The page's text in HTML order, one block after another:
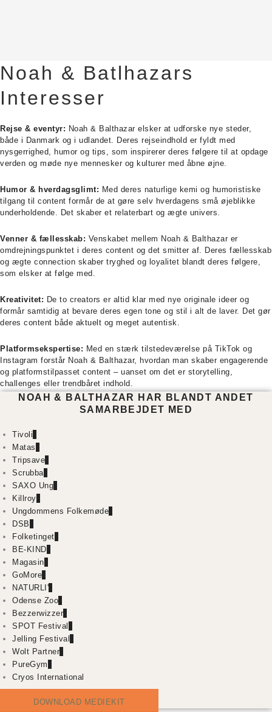
Noah & Batlhazars
Interesser
Rejse & eventyr: Noah & Balthazar elsker at udforske nye steder,
både i Danmark og i udlandet. Deres rejseindhold er fyldt med
nysgerrighed, humor og tips, som inspirerer deres følgere til at opdage
verden og møde nye mennesker og kulturer med åbne øjne.
Humor & hverdagsglimt: Med deres naturlige kemi og humoristiske
tilgang til content formår de at gøre selv hverdagens små øjeblikke
underholdende. Det skaber et relaterbart og ægte univers.
Venner & fællesskab: Venskabet mellem Noah & Balthazar er
omdrejningspunktet i deres content og det smitter af. Deres fællesskab
og ægte connection skaber tryghed og loyalitet blandt deres følgere,
som elsker at følge med.
Kreativitet: De to creators er altid klar med nye originale ideer og
formår samtidig at bevare deres egen tone og stil i alt de laver. Det gør
deres content både aktuelt og meget autentisk.
Platformsekspertise: Med en stærk tilstedeværelse på TikTok og
Instagram forstår Noah & Balthazar, hvordan man skaber engagerende
og platformstilpasset content – uanset om det er storytelling,
challenges eller trendbåret indhold.
NOAH & BALTHAZAR HAR BLANDT ANDET
SAMARBEJDET MED
Tivoli
Matas
Tripsave
Scrubba
SAXO Ung
Killroy
Ungdommens Folkemøde
DSB
Folketinget
BE-KIND
Magasin
GoMore
NATURLI'
Odense Zoo
Bezzerwizzer
SPOT Festival
Jelling Festival
Wolt Partner
PureGym
Cryos International
DOWNLOAD MEDIEKIT